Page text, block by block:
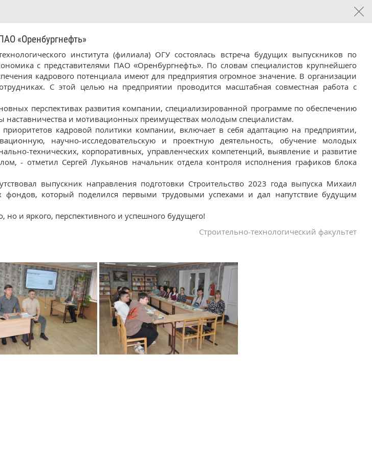
«Оренбургнефть»
института (филиала) ОГУ состоялась встреча будущих выпускников по
с представителями ПАО «Оренбургнефть». По словам специалистов крупнейшего
кадрового потенциала имеют для предприятия огромное значение. В организации
С этой целью на предприятии проводится масштабная совместная работа с
перспективах развития компании, специализированной программе по обеспечению
наставничества и мотивационных преимуществах молодым специалистам.
кадровой политики компании, включает в себя адаптацию на предприятии,
научно-исследовательскую и проектную деятельность, обучение молодых
технических, корпоративных, управленческих компетенций, выявление и развитие
- отметил Сергей Лукьянов начальник отдела контроля исполнения графиков блока
выпускник направления подготовки Строительство 2023 года выпуска Михаил
фондов, который поделился первыми трудовыми успехами и дал напутствие будущим
и яркого, перспективного и успешного будущего!
Строительно-технологический факультет